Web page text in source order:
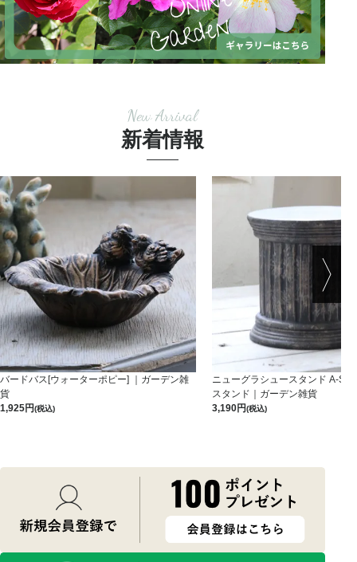
New Arrival
新着情報
バードバス[ウォーターポピー] ｜ガーデン雑
貨
1,925
(税込)
ニューグラシュースタンド A-S-
スタンド｜ガーデン雑貨
3,190
(税込)